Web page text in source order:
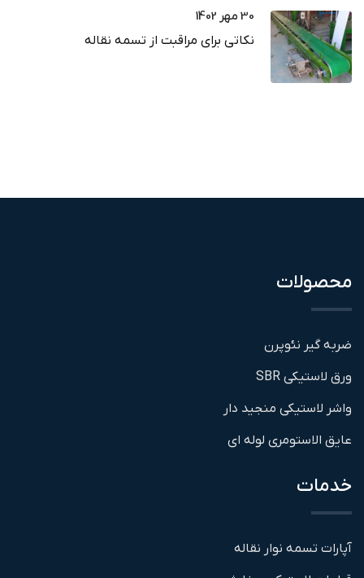
30 مهر 1402
نکاتی برای مراقبت از تسمه نقاله
محصولات
ضربه گیر نئوپرن
ورق لاستیکی SBR
واشر لاستیکی منجید دار
عایق الاستومری لوله ای
خدمات
آپارات تسمه نوار نقاله